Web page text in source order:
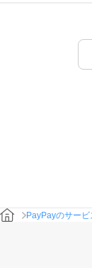
PayPayのサー